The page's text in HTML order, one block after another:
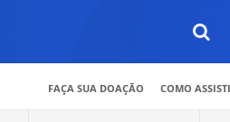
FAÇA SUA DOAÇÃO COMO